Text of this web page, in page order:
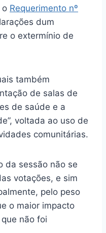
o Requerimento nº
dum
o extermínio de
também
de salas de
de saúde e a
voltada ao uso de
comunitárias.
da sessão não se
votações, e sim
pelo peso
o maior impacto
não foi